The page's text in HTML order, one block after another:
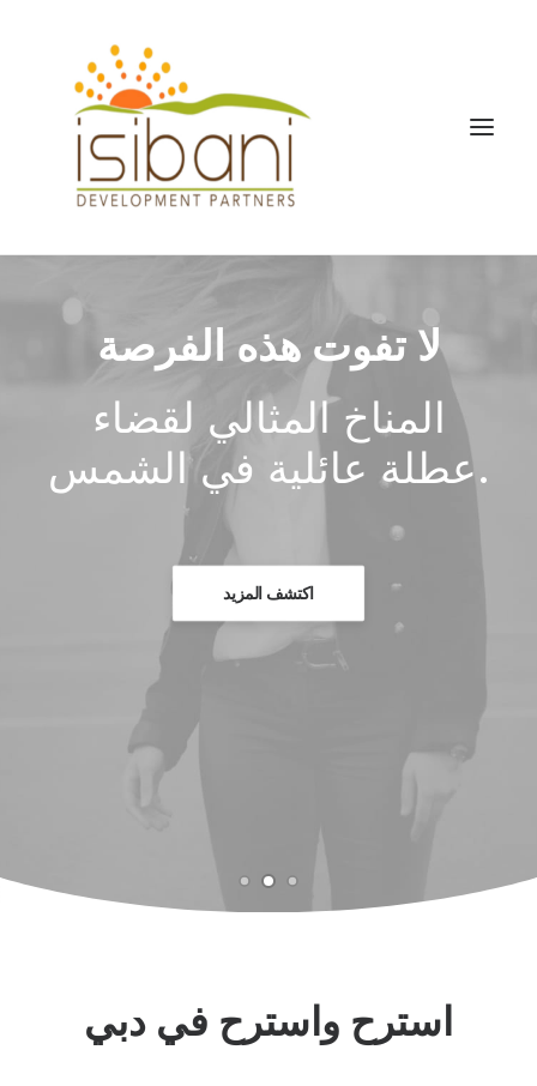
لا تفوت هذه الفرصة
المناخ المثالي لقضاء
عطلة عائلية في الشمس.
اكتشف المزيد
استرح واسترح في دبي